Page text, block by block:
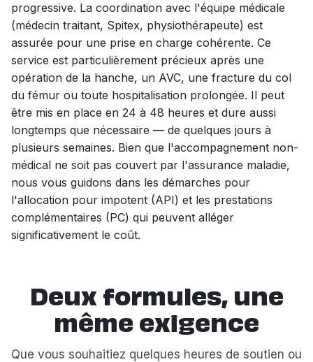
progressive. La coordination avec l'équipe médicale
(médecin traitant, Spitex, physiothérapeute) est
assurée pour une prise en charge cohérente. Ce
service est particulièrement précieux après une
opération de la hanche, un AVC, une fracture du col
du fémur ou toute hospitalisation prolongée. Il peut
être mis en place en 24 à 48 heures et dure aussi
longtemps que nécessaire — de quelques jours à
plusieurs semaines. Bien que l'accompagnement non-
médical ne soit pas couvert par l'assurance maladie,
nous vous guidons dans les démarches pour
l'allocation pour impotent (API) et les prestations
complémentaires (PC) qui peuvent alléger
significativement le coût.
Deux formules, une
même exigence
Que vous souhaitiez quelques heures de soutien ou